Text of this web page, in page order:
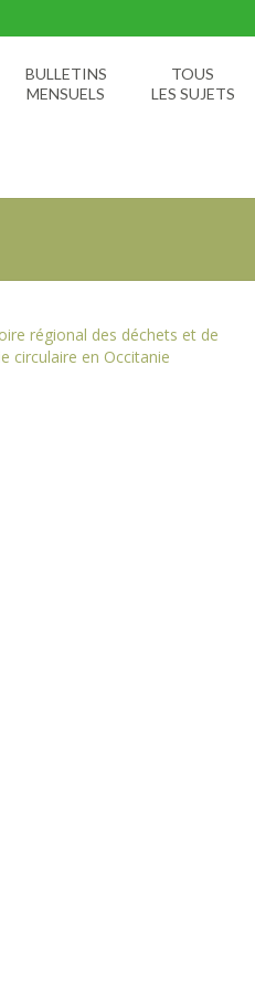
BULLETINS
MENSUELS
TOUS
LES SUJETS
régional des déchets et de
circulaire en Occitanie